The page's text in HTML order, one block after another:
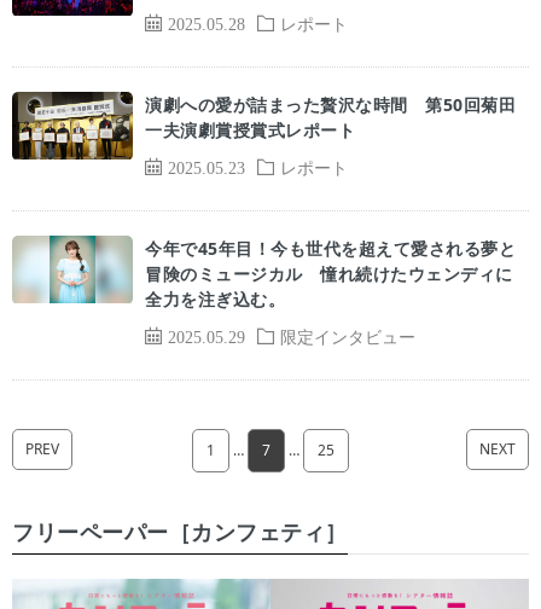
2025.05.28 レポート
2025.05.23 レポート
演劇への愛が詰まった贅沢な時間 第50回菊田
一夫演劇賞授賞式レポート
2025.05.29 限定インタビュー
今年で45年目！今も世代を超えて愛される夢と
冒険のミュージカル 憧れ続けたウェンディに
全力を注ぎ込む。
PREV 1 … 7 … 25 NEXT
フリーペーパー［カンフェティ］